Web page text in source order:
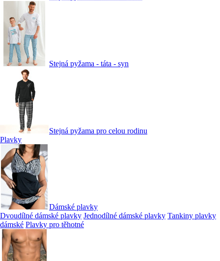
Stejná pyžama - táta - syn
Stejná pyžama pro celou rodinu
Plavky
Dámské plavky
Dvoudílné dámské plavky Jednodílné dámské plavky Tankiny plavky
dámské Plavky pro těhotné